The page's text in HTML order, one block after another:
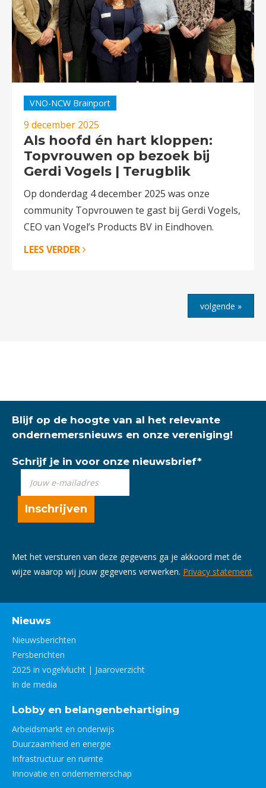
VNO-NCW Brainport
9 december 2025
Als hoofd én hart kloppen:
Topvrouwen op bezoek bij
Gerdi Vogels | Terugblik
Op donderdag 4 december 2025 was onze
community Topvrouwen te gast bij Gerdi Vogels,
CEO van Vogel’s Products BV in Eindhoven.
LEES VERDER
volgende »
Blijf op de hoogte van al het relevante
ondernemersnieuws en onze vereniging!
Schrijf je in voor onze nieuwsbrief*
Met het versturen van deze gegevens ga je akkoord met de
wijze waarop wij jouw gegevens verwerken. Privacy statement
Nieuws
Nieuwsberichten
Persberichten
2025 in vogelvlucht | Jaaroverzicht
In de media
Lobby en belangenbehartiging
Arbeidsmarkt en onderwijs
Duurzaamheid en energie
Infrastructuur en ruimte
Innovatie en ondernemerschap